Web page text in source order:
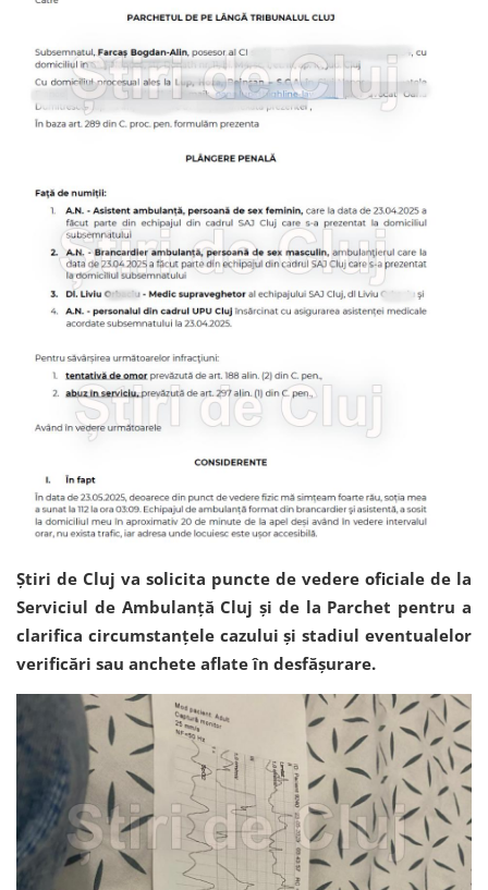
Știri de Cluj va solicita puncte de vedere oficiale de la
Serviciul de Ambulanță Cluj și de la Parchet pentru a
clarifica circumstanțele cazului și stadiul eventualelor
verificări sau anchete aflate în desfășurare.